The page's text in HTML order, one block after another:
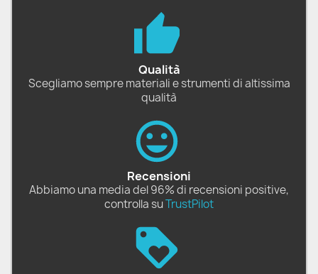
Qualità
Scegliamo sempre materiali e strumenti di altissima
qualità
Recensioni
Abbiamo una media del 96% di recensioni positive,
controlla suTrustPilot